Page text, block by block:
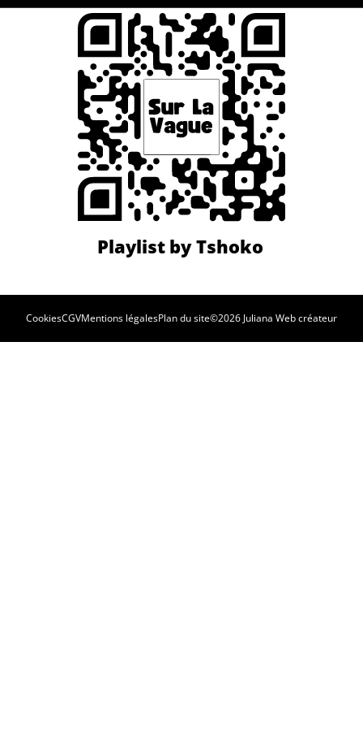
CookiesCGVMentions légalesPlan du site©2026 Juliana Web créateur